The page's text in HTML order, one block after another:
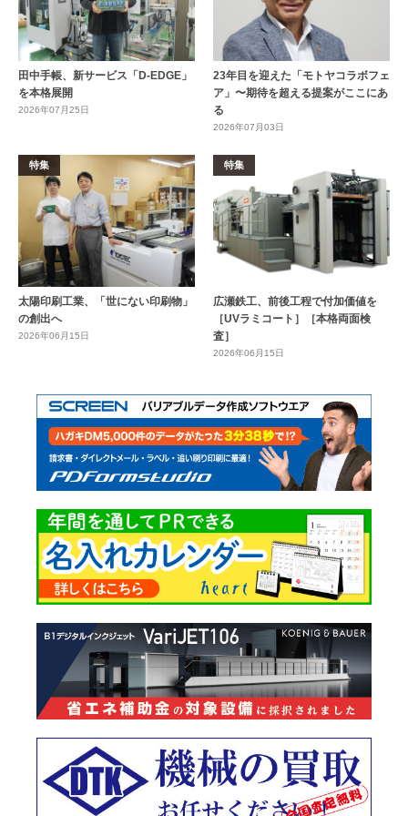
田中手帳、新サービス「D-EDGE」
を本格展開
2026年07月25日
23年目を迎えた「モトヤコラボフェ
ア」〜期待を超える提案がここにあ
る
2026年07月03日
特集
太陽印刷工業、「世にない印刷物」
の創出へ
2026年06月15日
特集
広瀬鉄工、前後工程で付加価値を
［UVラミコート］［本格両面検
査］
2026年06月15日